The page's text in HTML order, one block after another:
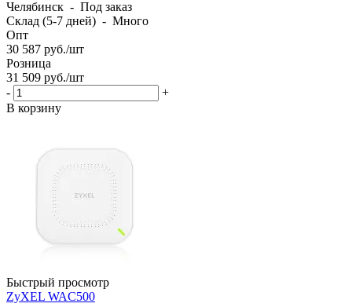
Челябинск - Под заказ
Склад (5-7 дней) - Много
Опт
30 587 руб./шт
Розница
31 509 руб./шт
-
+
В корзину
Быстрый просмотр
ZyXEL WAC500